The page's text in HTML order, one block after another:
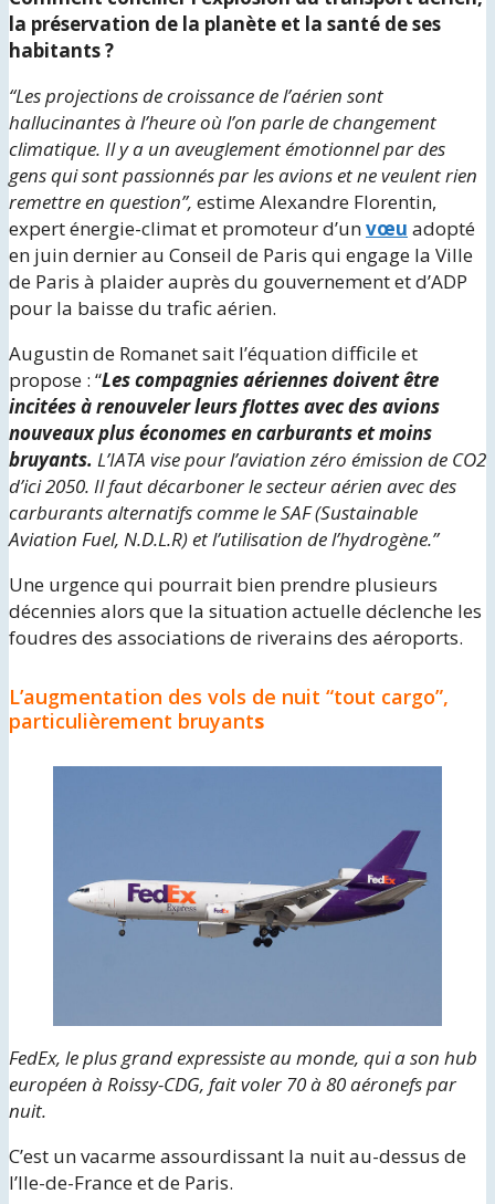
la préservation de la planète et la santé de ses
habitants ?
“Les projections de croissance de l’aérien sont
hallucinantes à l’heure où l’on parle de changement
climatique. Il y a un aveuglement émotionnel par des
gens qui sont passionnés par les avions et ne veulent rien
remettre en question”, estime Alexandre Florentin,
expert énergie-climat et promoteur d’unvœu adopté
en juin dernier au Conseil de Paris qui engage la Ville
de Paris à plaider auprès du gouvernement et d’ADP
pour la baisse du trafic aérien.
Augustin de Romanet sait l’équation difficile et
propose : “Les compagnies aériennes doivent être
incitées à renouveler leurs flottes avec des avions
nouveaux plus économes en carburants et moins
bruyants. L’IATA vise pour l’aviation zéro émission de CO2
d’ici 2050. Il faut décarboner le secteur aérien avec des
carburants alternatifs comme le SAF (Sustainable
Aviation Fuel, N.D.L.R) et l’utilisation de l’hydrogène.”
Une urgence qui pourrait bien prendre plusieurs
décennies alors que la situation actuelle déclenche les
foudres des associations de riverains des aéroports.
L’augmentation des vols de nuit “tout cargo”,
particulièrement bruyants
FedEx, le plus grand expressiste au monde, qui a son hub
européen à Roissy-CDG, fait voler 70 à 80 aéronefs par
nuit.
C’est un vacarme assourdissant la nuit au-dessus de
l’Ile-de-France et de Paris.